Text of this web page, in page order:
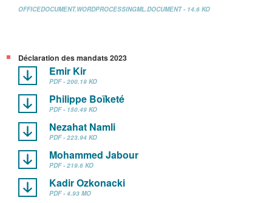
OFFICEDOCUMENT.WORDPROCESSINGML.DOCUMENT - 14.6 KO
Déclaration des mandats 2023
Emir Kir
PDF - 200.19 KO
Philippe Boïketé
PDF - 150.49 KO
Nezahat Namli
PDF - 223.94 KO
Mohammed Jabour
PDF - 219.6 KO
Kadir Ozkonacki
PDF - 4.93 MO